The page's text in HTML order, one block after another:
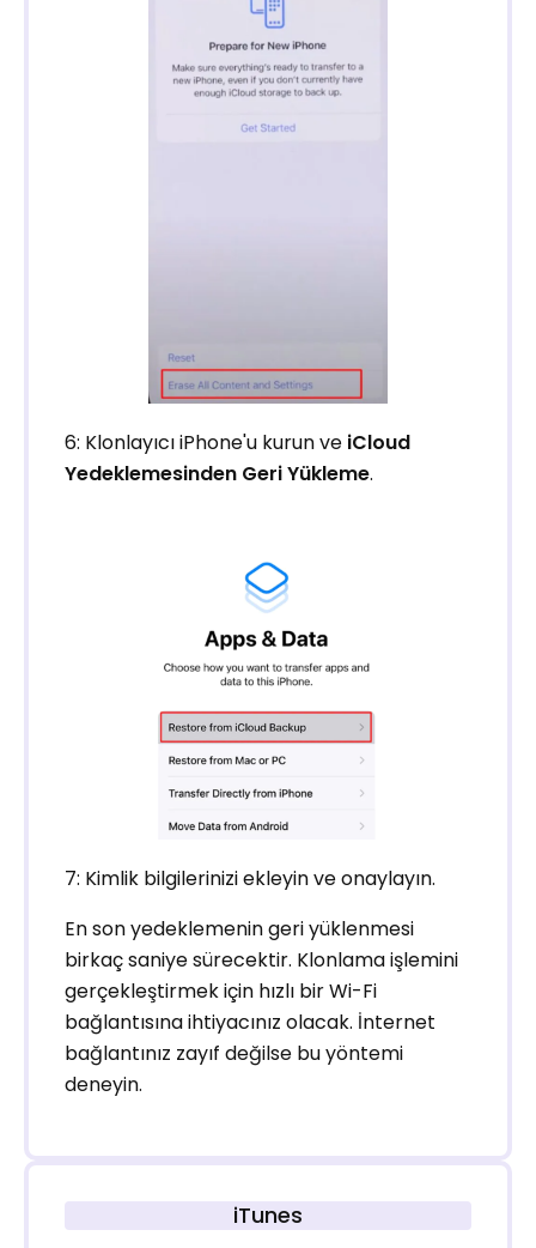
6: Klonlayıcı iPhone'u kurun ve iCloud
Yedeklemesinden Geri Yükleme.
7: Kimlik bilgilerinizi ekleyin ve onaylayın.
En son yedeklemenin geri yüklenmesi
birkaç saniye sürecektir. Klonlama işlemini
gerçekleştirmek için hızlı bir Wi-Fi
bağlantısına ihtiyacınız olacak. İnternet
bağlantınız zayıf değilse bu yöntemi
deneyin.
iTunes